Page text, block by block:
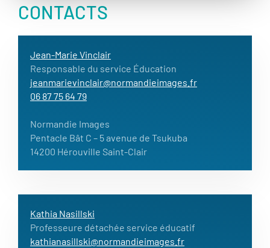
CONTACTS
Jean-Marie Vinclair
Responsable du service Éducation
jeanmarievinclair@normandieimages.fr
06 87 75 64 79
Normandie Images
Pentacle Bât C – 5 avenue de Tsukuba
14200 Hérouville Saint-Clair
Kathia Nasillski
Professeure détachée service éducatif
kathianasillski@normandieimages.fr